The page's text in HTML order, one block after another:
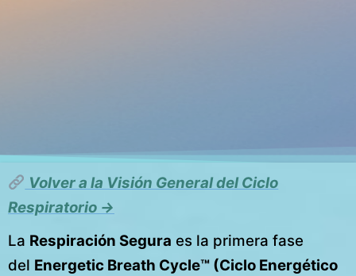
Volver a la Visión General del Ciclo
Respiratorio →
La Respiración Segura es la primera fase
del Energetic Breath Cycle™ (Ciclo Energético